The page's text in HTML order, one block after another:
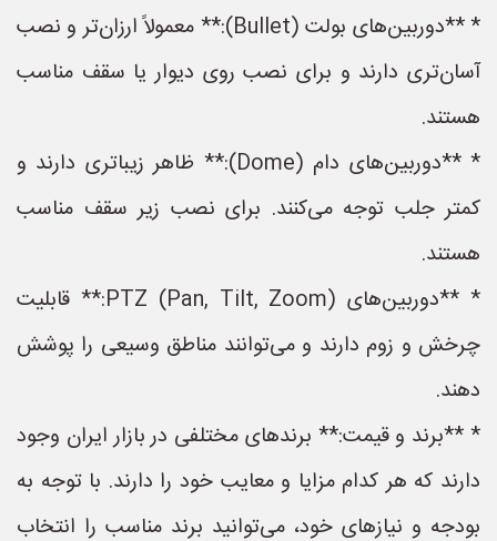
* **دوربین‌های بولت (Bullet):** معمولاً ارزان‌تر و نصب
آسان‌تری دارند و برای نصب روی دیوار یا سقف مناسب
هستند.
* **دوربین‌های دام (Dome):** ظاهر زیباتری دارند و
کمتر جلب توجه می‌کنند. برای نصب زیر سقف مناسب
هستند.
* **دوربین‌های PTZ (Pan, Tilt, Zoom):** قابلیت
چرخش و زوم دارند و می‌توانند مناطق وسیعی را پوشش
دهند.
* **برند و قیمت:** برندهای مختلفی در بازار ایران وجود
دارند که هر کدام مزایا و معایب خود را دارند. با توجه به
بودجه و نیازهای خود، می‌توانید برند مناسب را انتخاب